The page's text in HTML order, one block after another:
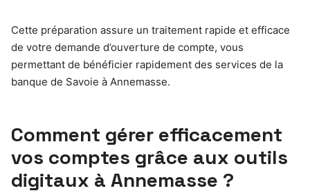
Cette préparation assure un traitement rapide et efficace
de votre demande d’ouverture de compte, vous
permettant de bénéficier rapidement des services de la
banque de Savoie à Annemasse.
Comment gérer efficacement
vos comptes grâce aux outils
digitaux à Annemasse ?